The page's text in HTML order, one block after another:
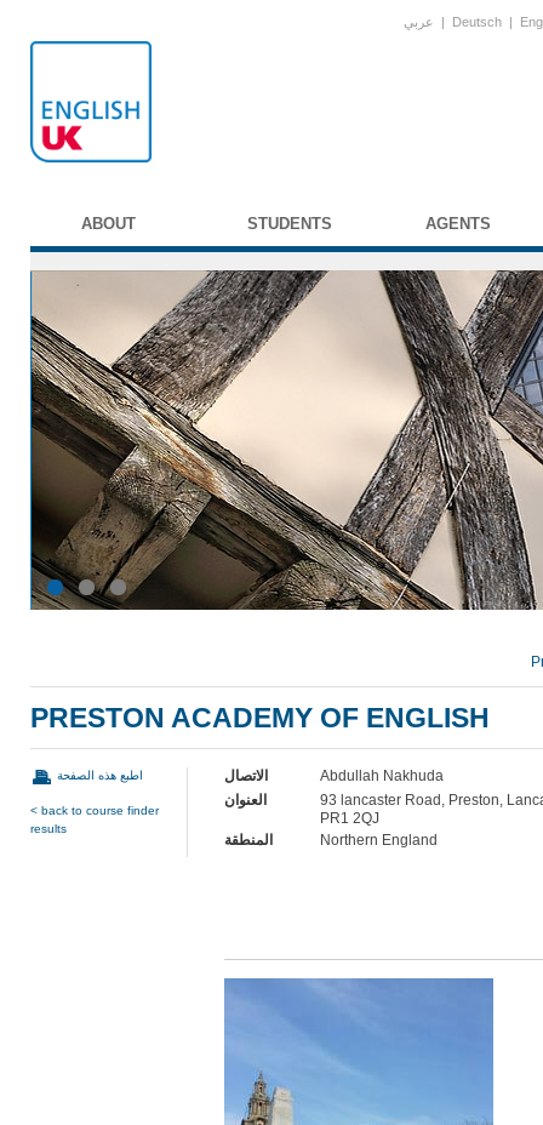
عربي | Deutsch |
ABOUT STUDENTS AGENTS
PRESTON ACADEMY OF ENGLISH
اطبع هذه الصفحة
< back to course finder
results
الاتصال
Abdullah Nakhuda
العنوان
93 lancaster Road, Preston,
PR1 2QJ
المنطقة
Northern England